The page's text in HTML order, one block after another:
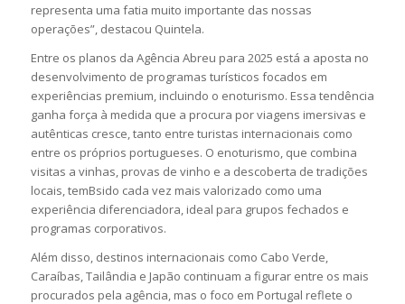
representa uma fatia muito importante das nossas
operações”, destacou Quintela.
Entre os planos da Agência Abreu para 2025 está a aposta no
desenvolvimento de programas turísticos focados em
experiências premium, incluindo o enoturismo. Essa tendência
ganha força à medida que a procura por viagens imersivas e
autênticas cresce, tanto entre turistas internacionais como
entre os próprios portugueses. O enoturismo, que combina
visitas a vinhas, provas de vinho e a descoberta de tradições
locais, temBsido cada vez mais valorizado como uma
experiência diferenciadora, ideal para grupos fechados e
programas corporativos.
Além disso, destinos internacionais como Cabo Verde,
Caraíbas, Tailândia e Japão continuam a figurar entre os mais
procurados pela agência, mas o foco em Portugal reflete o